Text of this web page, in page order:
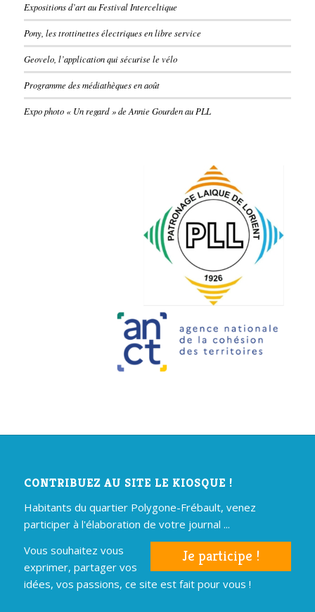
Expositions d’art au Festival Interceltique
Pony, les trottinettes électriques en libre service
Geovelo, l’application qui sécurise le vélo
Programme des médiathèques en août
Expo photo « Un regard » de Annie Gourden au PLL
CONTRIBUEZ AU SITE LE KIOSQUE !
Habitants du quartier Polygone-Frébault, venez
participer à l'élaboration de votre journal ...
Je participe !
Vous souhaitez vous
exprimer, partager vos
idées, vos passions, ce site est fait pour vous !